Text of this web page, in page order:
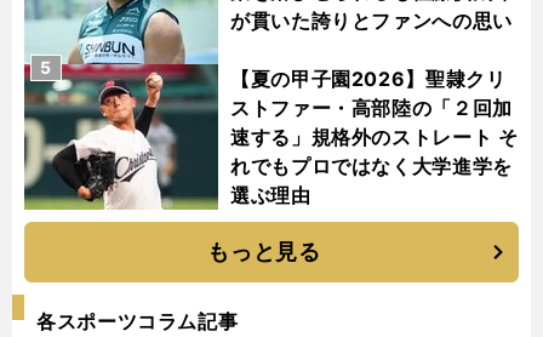
が貫いた誇りとファンへの思い
【夏の甲子園2026】聖隷クリ
ストファー・高部陸の「２回加
速する」規格外のストレート そ
れでもプロではなく大学進学を
選ぶ理由
5
もっと見る
各スポーツコラム記事